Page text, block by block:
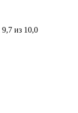
9,7 из 10,0